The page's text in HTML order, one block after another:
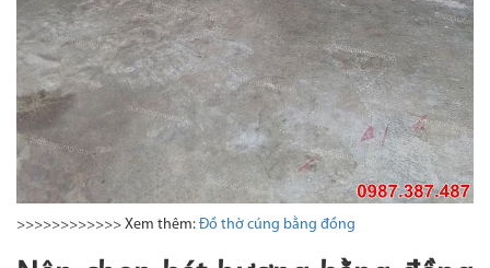
>>>>>>>>>>>> Xem thêm: Đồ thờ cúng bằng đồng